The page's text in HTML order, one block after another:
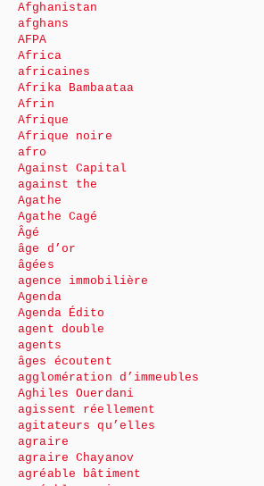
Afghanistan
afghans
AFPA
Africa
africaines
Afrika Bambaataa
Afrin
Afrique
Afrique noire
afro
Against Capital
against the
Agathe
Agathe Cagé
Âgé
âge d’or
âgées
agence immobilière
Agenda
Agenda Édito
agent double
agents
âges écoutent
agglomération d’immeubles
Aghiles Ouerdani
agissent réellement
agitateurs qu’elles
agraire
agraire Chayanov
agréable bâtiment